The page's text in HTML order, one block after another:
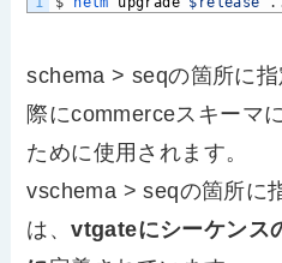
schema > seqの箇所に
際にcommerceスキーマ
ために使用されます。
vschema > seqの箇所に
は、vtgateにシーケンス